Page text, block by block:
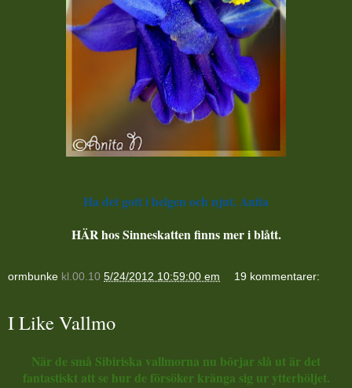
Ha det gott i helgen och njut. Anita
HÄR hos Sinneskatten finns mer i blått.
ormbunke kl.00.10 5/24/2012 10:59:00 em 19 kommentarer:
I Like Vallmo
När de små Sibiriska vallmorna nu börjar slå ut är det
fantastiskt att se hur de försöker kränga sig ur ytterhöljet.